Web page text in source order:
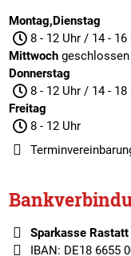
Montag,Dienstag
8 - 12 Uhr / 14 - 16
Mittwochgeschlossen
Donnerstag
8 - 12 Uhr / 14 - 18
Freitag
8 - 12 Uhr
Sparkasse Rastatt
IBAN: DE18 6655